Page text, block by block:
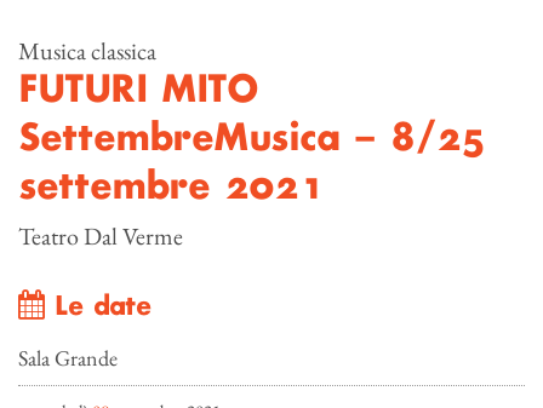
Musica classica
FUTURI MITO
SettembreMusica – 8/25
settembre 2021
Teatro Dal Verme
Le date
Sala Grande